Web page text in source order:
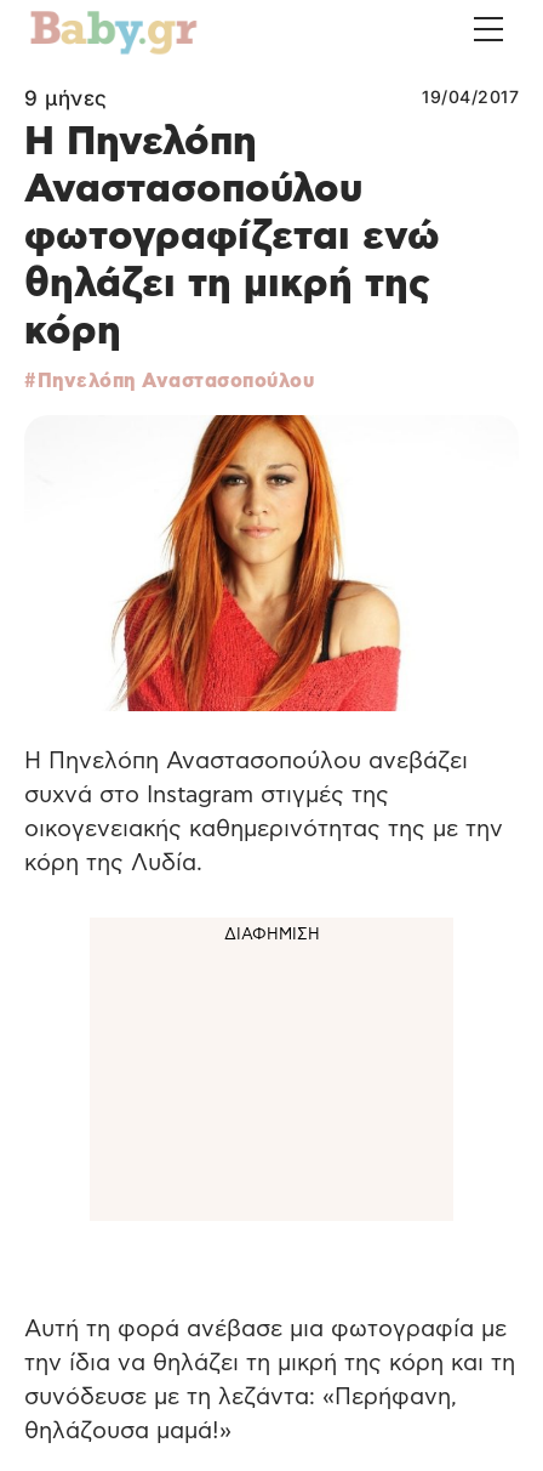
9 μήνες 19/04/2017
H Πηνελόπη
Αναστασοπούλου
φωτογραφίζεται ενώ
θηλάζει τη μικρή της
κόρη
Πηνελόπη Αναστασοπούλου
Η Πηνελόπη Αναστασοπούλου ανεβάζει
συχνά στο Instagram στιγμές της
οικογενειακής καθημερινότητας της με την
κόρη της Λυδία.
Αυτή τη φορά ανέβασε μια φωτογραφία με
την ίδια να θηλάζει τη μικρή της κόρη και τη
συνόδευσε με τη λεζάντα: «Περήφανη,
θηλάζουσα μαμά!»